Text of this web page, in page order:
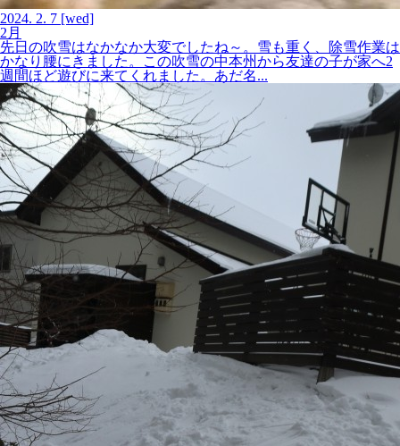
2024. 2. 7 [wed]
2月
先日の吹雪はなかなか大変でしたね～。雪も重く、除雪作業は
かなり腰にきました。この吹雪の中本州から友達の子が家へ2
週間ほど遊びに来てくれました。あだ名...